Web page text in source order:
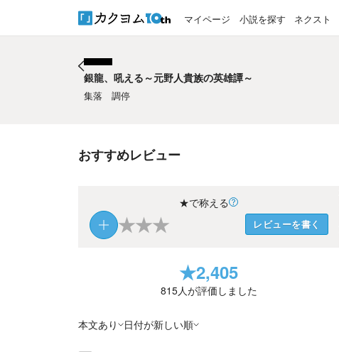
マイページ 小説を探す ネクスト
銀龍、吼える～元野人貴族の英雄譚～
集落 調停
おすすめレビュー
★で称える
★★★ レビューを書く
★2,405
815人が評価しました
本文あり 日付が新しい順